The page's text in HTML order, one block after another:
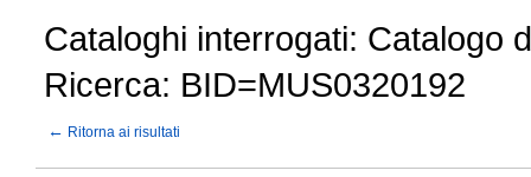
Cataloghi interrogati: Catalogo
Ricerca: BID=MUS0320192
← Ritorna ai risultati